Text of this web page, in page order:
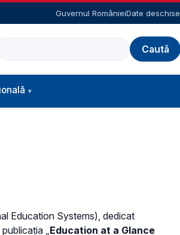
Guvernul RomânieiDate deschise
Education Systems), dedicat
„ Education at a Glance